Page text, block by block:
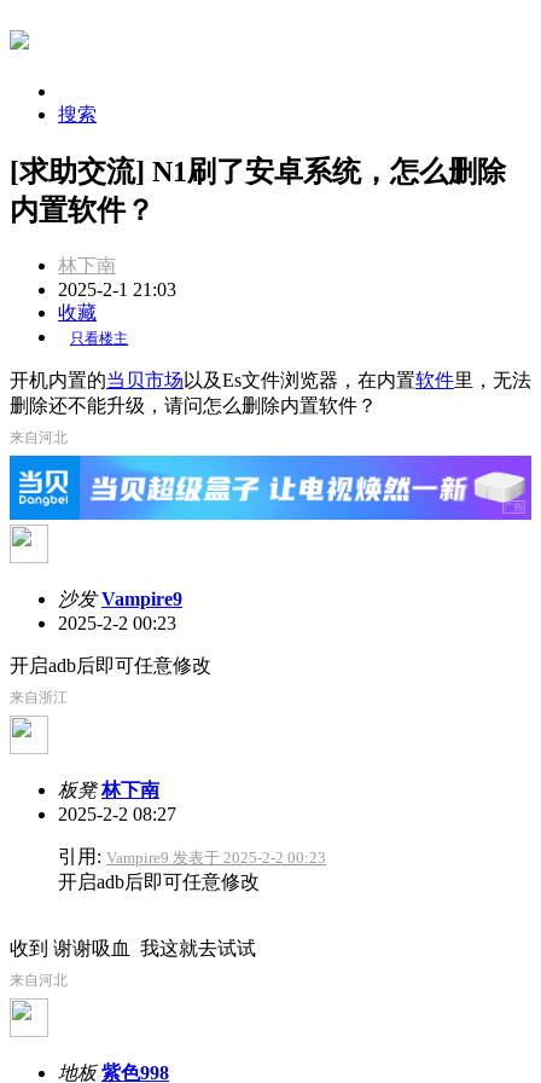
搜索
[求助交流] N1刷了安卓系统，怎么删除
内置软件？
林下南
2025-2-1 21:03
收藏
只看楼主
开机内置的当贝市场 以及Es文件浏览器，在内置软件里，无法
删除还不能升级，请问怎么删除内置软件？
来自河北
沙发 Vampire9
2025-2-2 00:23
开启adb后即可任意修改
来自浙江
板凳 林下南
2025-2-2 08:27
引用: Vampire9 发表于 2025-2-2 00:23
开启adb后即可任意修改
收到 谢谢吸血 我这就去试试
来自河北
地板 紫色998